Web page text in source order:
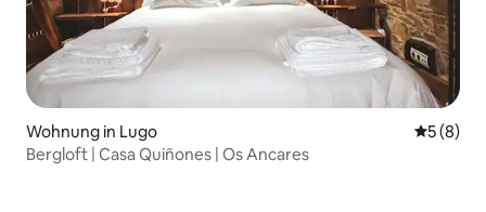
Wohnung in Lugo
5 (8)
Bergloft | Casa Quiñones | Os Ancares